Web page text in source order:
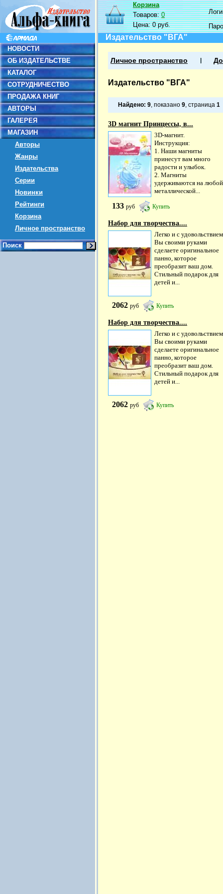
НОВОСТИ
ОБ ИЗДАТЕЛЬСТВЕ
КАТАЛОГ
СОТРУДНИЧЕСТВО
ПРОДАЖА КНИГ
АВТОРЫ
ГАЛЕРЕЯ
МАГАЗИН
Авторы
Жанры
Издательства
Серии
Новинки
Рейтинги
Корзина
Личное пространство
Поиск
Корзина
Товаров:0
Цена:0 руб.
Издательство "ВГА"
Личное пространство
Издательство "ВГА"
Найдено: 9, показано 9, страница 1
3D магнит Принцессы, в...
3D-магнит.
Инструкция:
1. Наши магниты
принесут вам много
радости и улыбок.
2. Магниты
удерживаются на любой
металлической...
133 руб Купить
Набор для творчества....
Легко и с удовольствием
Вы своими руками
сделаете оригинальное
панно, которое
преобразит ваш дом.
Стильный подарок для
детей и...
2062 руб Купить
Набор для творчества....
Легко и с удовольствием
Вы своими руками
сделаете оригинальное
панно, которое
преобразит ваш дом.
Стильный подарок для
детей и...
2062 руб Купить